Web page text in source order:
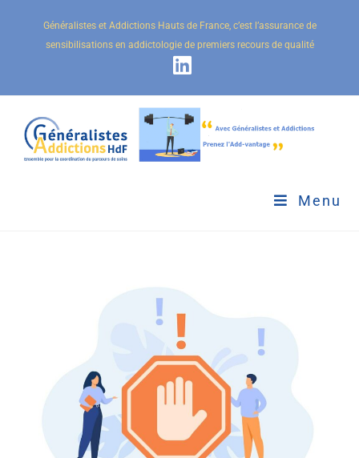
Généralistes et Addictions Hauts de France, c’est l’assurance de
sensibilisations en addictologie de premiers recours de qualité
Menu